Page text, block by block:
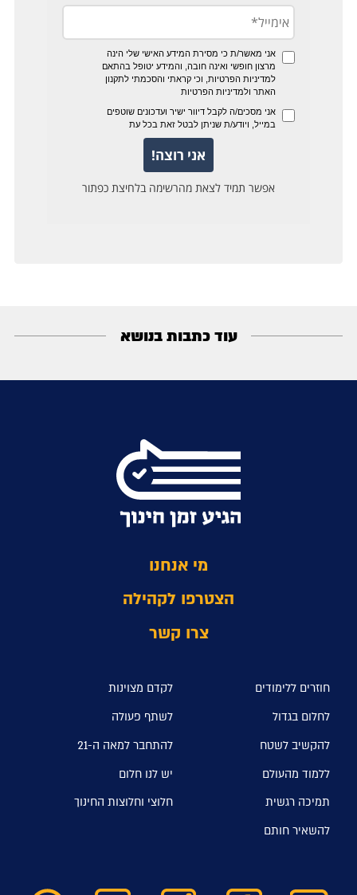
עוד כתבות בנושא
מי אנחנו
הצטרפו לקהילה
צרו קשר
חוזרים ללימודים
לקדם מצוינות
לחלום בגדול
לשתף פעולה
להקשיב לשטח
להתחבר למאה ה-21
ללמוד מהעולם
יש לנו חלום
תמיכה רגשית
חלוצי וחלוצות החינוך
להשאיר חותם